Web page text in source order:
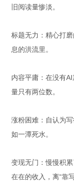
旧阅读量惨淡。
标题无力：精心打
息的洪流里。
内容平庸：在没有
量只有两位数。
涨粉困难：自认为
如一潭死水。
变现无门：慢慢积
在在的收入，离“靠